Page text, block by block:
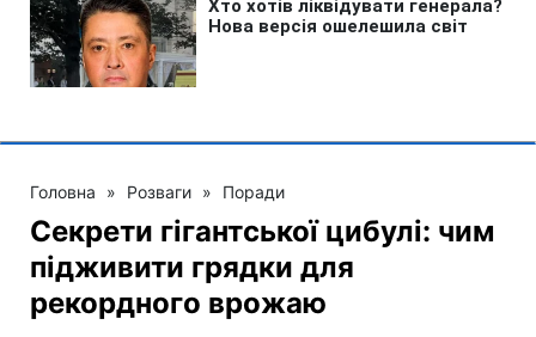
Головна » Розваги » Поради
Секрети гігантської цибулі: чим
підживити грядки для
рекордного врожаю